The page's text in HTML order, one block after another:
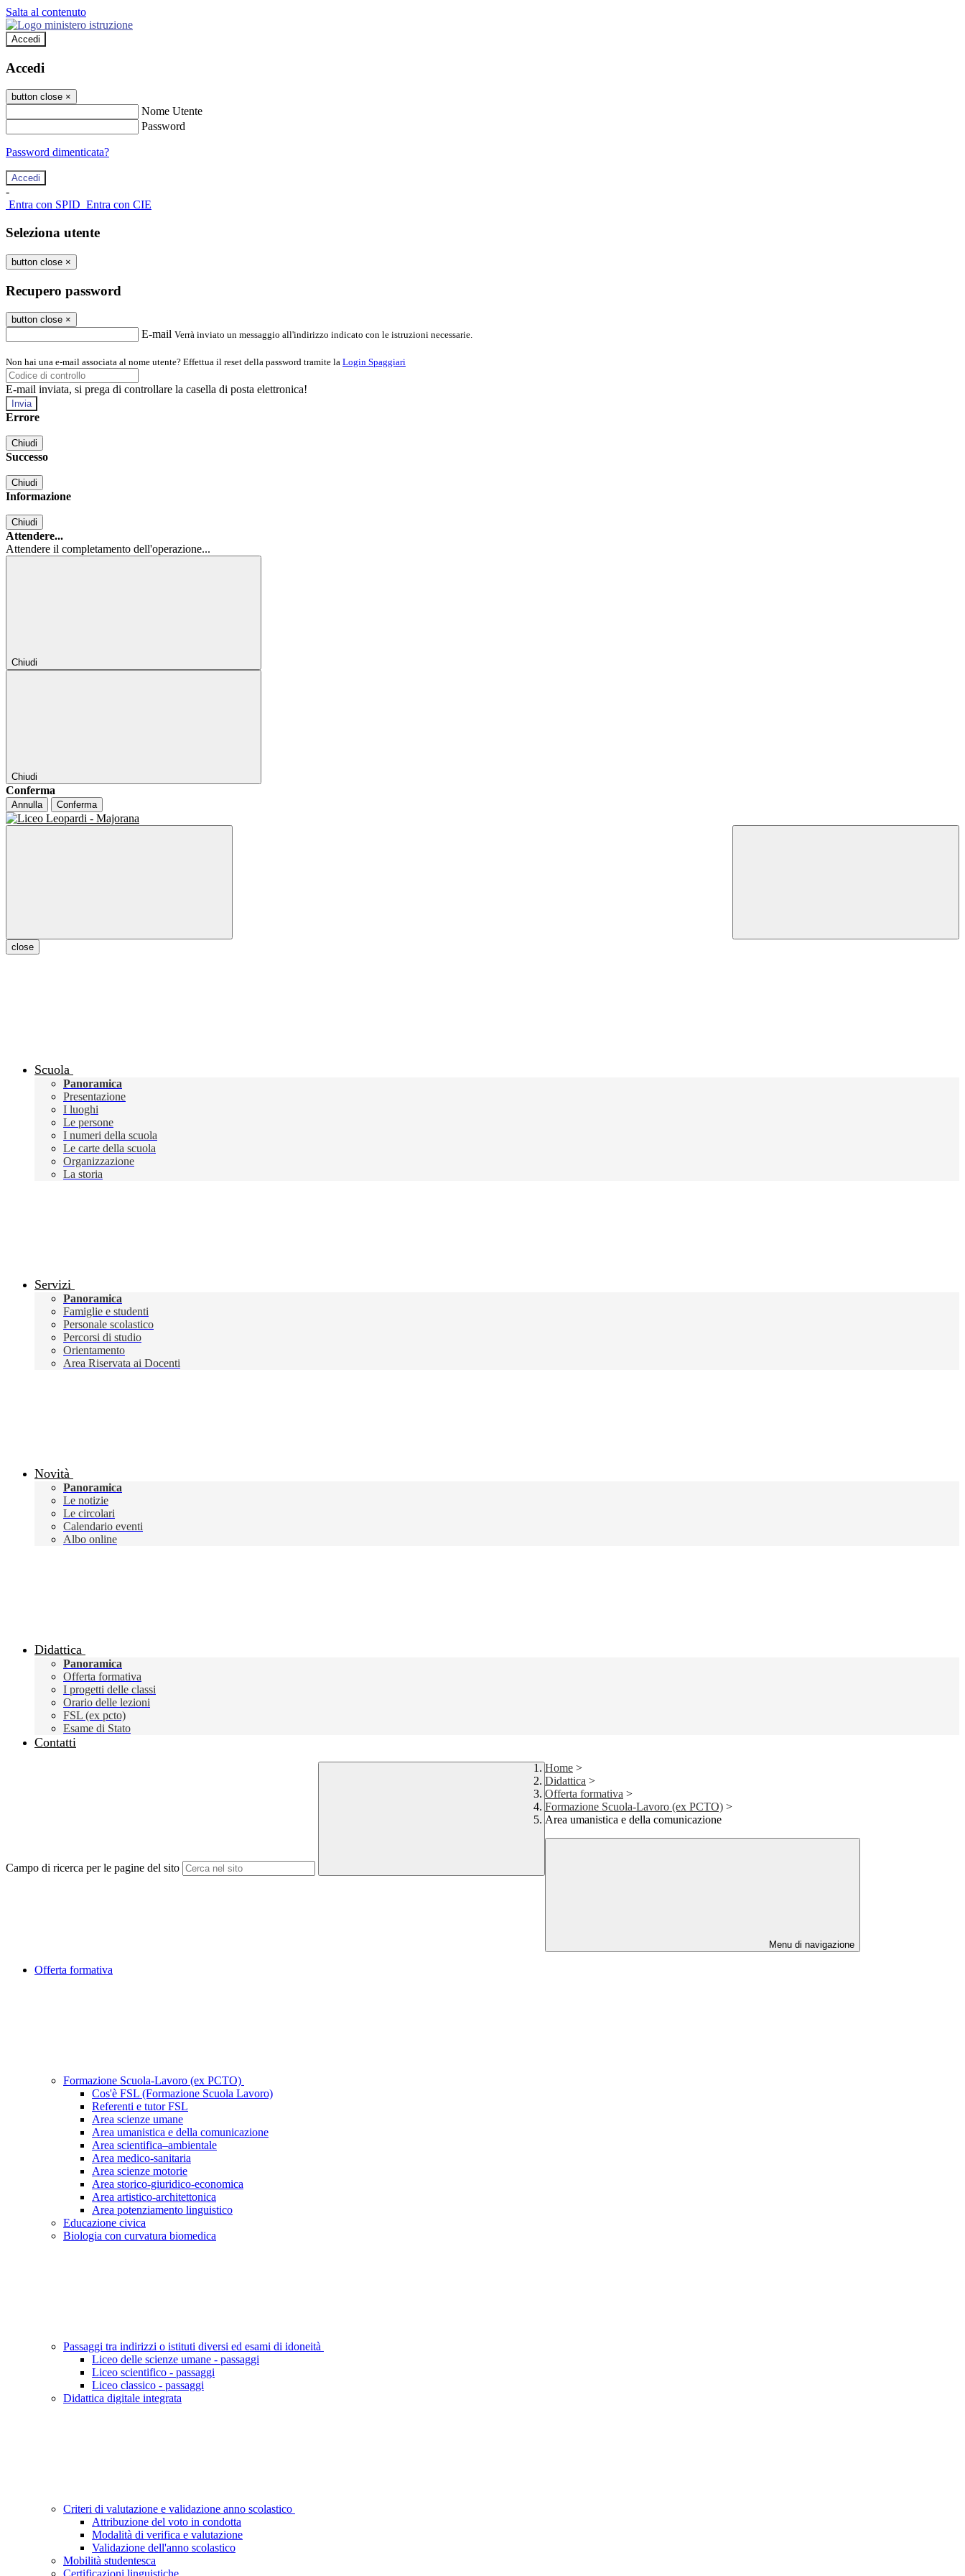
Salta al contenuto
Accedi
Accedi
button close ×
Nome Utente
Password
Password dimenticata?
-
Entra con SPID Entra con CIE
Seleziona utente
button close ×
Recupero password
button close ×
E-mail Verrà inviato un messaggio all'indirizzo indicato con le istruzioni necessarie.
Non hai una e-mail associata al nome utente? Effettua il reset della password tramite la Login Spaggiari
E-mail inviata, si prega di controllare la casella di posta elettronica!
Errore
Chiudi
Successo
Chiudi
Informazione
Chiudi
Attendere...
Attendere il completamento dell'operazione...
Chiudi
Chiudi
Conferma
Annulla Conferma
close
Scuola
Panoramica
Presentazione
I luoghi
Le persone
I numeri della scuola
Le carte della scuola
Organizzazione
La storia
Servizi
Panoramica
Famiglie e studenti
Personale scolastico
Percorsi di studio
Orientamento
Area Riservata ai Docenti
Novità
Panoramica
Le notizie
Le circolari
Calendario eventi
Albo online
Didattica
Panoramica
Offerta formativa
I progetti delle classi
Orario delle lezioni
FSL (ex pcto)
Esame di Stato
Contatti
Campo di ricerca per le pagine del sito
Home >
Didattica >
Offerta formativa >
Formazione Scuola-Lavoro (ex PCTO) >
Area umanistica e della comunicazione
Menu di navigazione
Offerta formativa
Formazione Scuola-Lavoro (ex PCTO)
Cos'è FSL (Formazione Scuola Lavoro)
Referenti e tutor FSL
Area scienze umane
Area umanistica e della comunicazione
Area scientifica–ambientale
Area medico-sanitaria
Area scienze motorie
Area storico-giuridico-economica
Area artistico-architettonica
Area potenziamento linguistico
Educazione civica
Biologia con curvatura biomedica
Passaggi tra indirizzi o istituti diversi ed esami di idoneità
Liceo delle scienze umane - passaggi
Liceo scientifico - passaggi
Liceo classico - passaggi
Didattica digitale integrata
Criteri di valutazione e validazione anno scolastico
Attribuzione del voto in condotta
Modalità di verifica e valutazione
Validazione dell'anno scolastico
Mobilità studentesca